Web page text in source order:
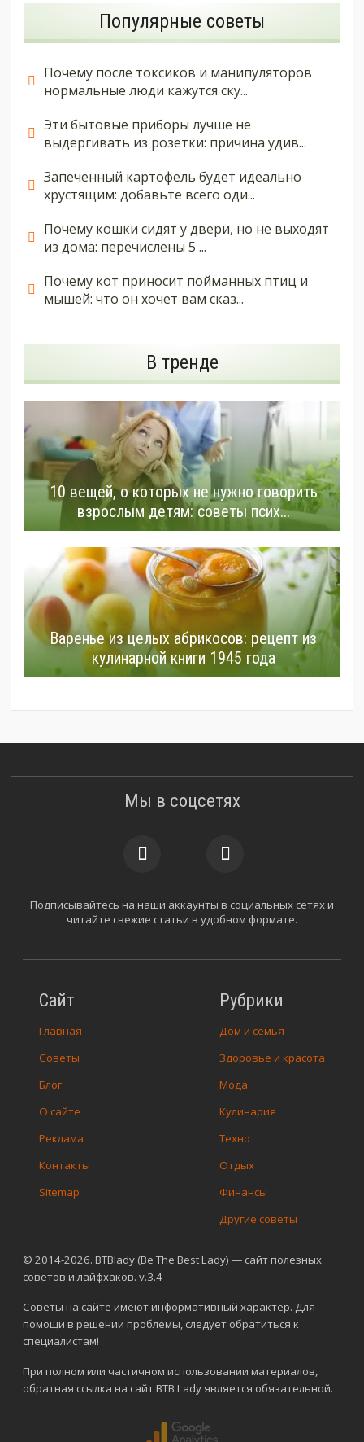
Популярные советы
Почему после токсиков и манипуляторов
нормальные люди кажутся ску...
Эти бытовые приборы лучше не
выдергивать из розетки: причина удив...
Запеченный картофель будет идеально
хрустящим: добавьте всего оди...
Почему кошки сидят у двери, но не выходят
из дома: перечислены 5 ...
Почему кот приносит пойманных птиц и
мышей: что он хочет вам сказ...
В тренде
10 вещей, о которых не нужно говорить
взрослым детям: советы псих...
Варенье из целых абрикосов: рецепт из
кулинарной книги 1945 года
© 2014-2026. BTBlady (Be The Best Lady) — сайт полезных
советов и лайфхаков. v.3.4
Советы на сайте имеют информативный характер. Для
помощи в решении проблемы, следует обратиться к
специалистам!
При полном или частичном использовании материалов,
обратная ссылка на сайт BTB Lady является обязательной.
Сайт
Главная
Советы
Блог
О сайте
Реклама
Контакты
Sitemap
Рубрики
Дом и семья
Здоровье и красота
Мода
Кулинария
Техно
Отдых
Финансы
Другие советы
Мы в соцсетях
Подписывайтесь на наши аккаунты в социальных сетях и
читайте свежие статьи в удобном формате.